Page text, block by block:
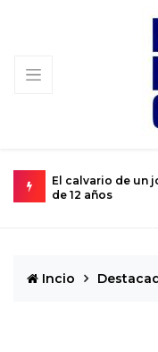
El calvario de un
de 12 años
Incio